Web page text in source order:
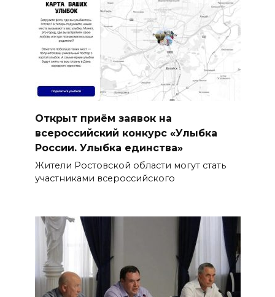
Открыт приём заявок на
всероссийский конкурс «Улыбка
России. Улыбка единства»
Жители Ростовской области могут стать
участниками всероссийского